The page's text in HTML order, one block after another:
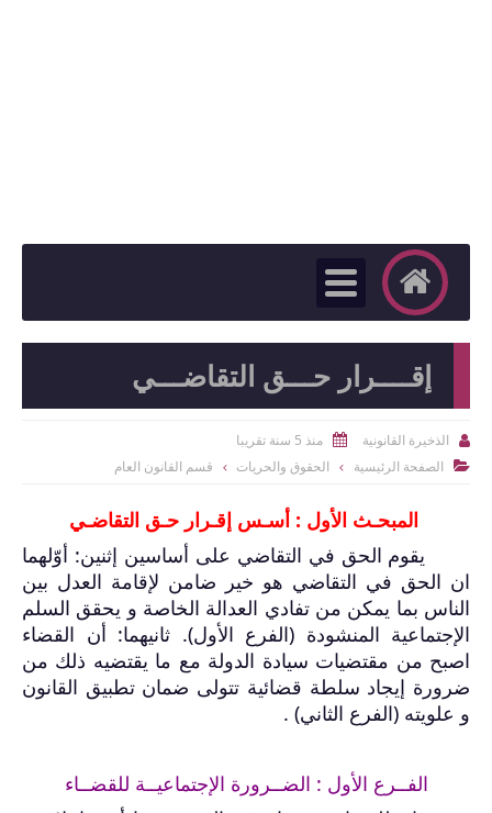
إقــــرار حـــق التقاضـــي
 الذخيرة القانونية  منذ 5 سنة تقريبا
 الصفحة الرئيسية الحقوق والحريات قسم القانون العام
المبحـث الأول : أسـس إقـرار حـق التقاضـي
يقوم الحق في التقاضي على أساسين إثنين: أوّلهما
ان الحق في التقاضي هو خير ضامن لإقامة العدل بين
الناس بما يمكن من تفادي العدالة الخاصة و يحقق السلم
الإجتماعية المنشودة (الفرع الأول). ثانيهما: أن القضاء
اصبح من مقتضيات سيادة الدولة مع ما يقتضيه ذلك من
ضرورة إيجاد سلطة قضائية تتولى ضمان تطبيق القانون
و علويته (الفرع الثاني) .
الفــرع الأول : الضــرورة الإجتماعيــة للقضــاء